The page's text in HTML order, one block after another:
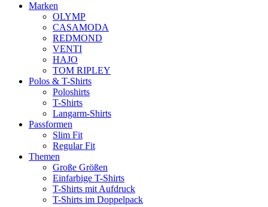
Marken
OLYMP
CASAMODA
REDMOND
VENTI
HAJO
TOM RIPLEY
Polos & T-Shirts
Poloshirts
T-Shirts
Langarm-Shirts
Passformen
Slim Fit
Regular Fit
Themen
Große Größen
Einfarbige T-Shirts
T-Shirts mit Aufdruck
T-Shirts im Doppelpack